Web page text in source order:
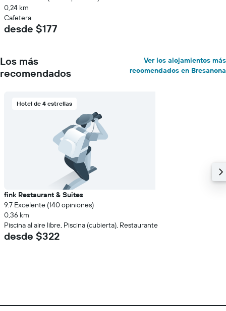
0,24 km
Cafetera
desde $177
Los más
recomendados
Ver los alojamientos más
recomendados en Bresanona
Hotel de 4 estrellas
fink Restaurant & Suites
9.7 Excelente (140 opiniones)
0,36 km
Piscina al aire libre, Piscina (cubierta), Restaurante
desde $322